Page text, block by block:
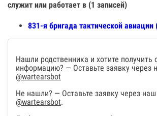
служит или работает в (1 записей)
831-я бригада тактической
Нашли родственника и хотите получить
информацию? — Оставьте заявку через
@wartearsbot
Не нашли? — Оставьте заявку через
@wartearsbot.